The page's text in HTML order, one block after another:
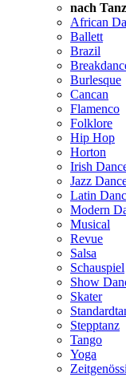
nach
African
Ballett
Brazil
Burlesque
Cancan
Flamenco
Folklore
Hip Hop
Horton
Irish
Jazz
Latin
Modern
Musical
Revue
Salsa
Schauspiel
Show
Skater
Stepptanz
Tango
Yoga